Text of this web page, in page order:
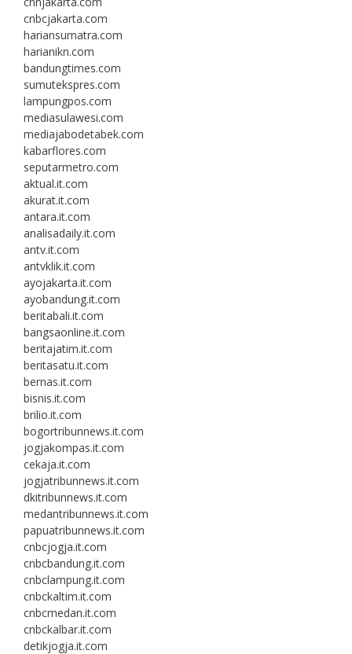
cnbcjakarta.com
hariansumatra.com
harianikn.com
bandungtimes.com
sumutekspres.com
lampungpos.com
mediasulawesi.com
mediajabodetabek.com
kabarflores.com
seputarmetro.com
aktual.it.com
akurat.it.com
antara.it.com
analisadaily.it.com
antv.it.com
antvklik.it.com
ayojakarta.it.com
ayobandung.it.com
beritabali.it.com
bangsaonline.it.com
beritajatim.it.com
beritasatu.it.com
bernas.it.com
bisnis.it.com
brilio.it.com
bogortribunnews.it.com
jogjakompas.it.com
cekaja.it.com
jogjatribunnews.it.com
dkitribunnews.it.com
medantribunnews.it.com
papuatribunnews.it.com
cnbcjogja.it.com
cnbcbandung.it.com
cnbclampung.it.com
cnbckaltim.it.com
cnbcmedan.it.com
cnbckalbar.it.com
detikjogja.it.com